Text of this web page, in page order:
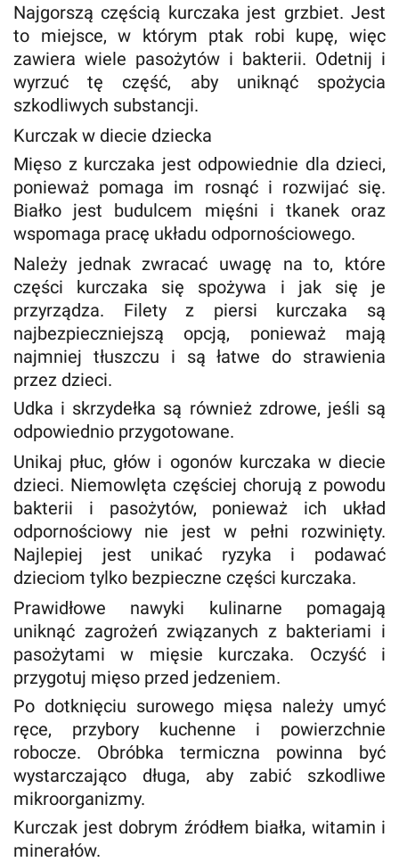
Najgorszą częścią kurczaka jest grzbiet. Jest
to miejsce, w którym ptak robi kupę, więc
zawiera wiele pasożytów i bakterii. Odetnij i
wyrzuć tę część, aby uniknąć spożycia
szkodliwych substancji.
Kurczak w diecie dziecka
Mięso z kurczaka jest odpowiednie dla dzieci,
ponieważ pomaga im rosnąć i rozwijać się.
Białko jest budulcem mięśni i tkanek oraz
wspomaga pracę układu odpornościowego.
Należy jednak zwracać uwagę na to, które
części kurczaka się spożywa i jak się je
przyrządza. Filety z piersi kurczaka są
najbezpieczniejszą opcją, ponieważ mają
najmniej tłuszczu i są łatwe do strawienia
przez dzieci.
Udka i skrzydełka są również zdrowe, jeśli są
odpowiednio przygotowane.
Unikaj płuc, głów i ogonów kurczaka w diecie
dzieci. Niemowlęta częściej chorują z powodu
bakterii i pasożytów, ponieważ ich układ
odpornościowy nie jest w pełni rozwinięty.
Najlepiej jest unikać ryzyka i podawać
dzieciom tylko bezpieczne części kurczaka.
Prawidłowe nawyki kulinarne pomagają
uniknąć zagrożeń związanych z bakteriami i
pasożytami w mięsie kurczaka. Oczyść i
przygotuj mięso przed jedzeniem.
Po dotknięciu surowego mięsa należy umyć
ręce, przybory kuchenne i powierzchnie
robocze. Obróbka termiczna powinna być
wystarczająco długa, aby zabić szkodliwe
mikroorganizmy.
Kurczak jest dobrym źródłem białka, witamin i
minerałów.